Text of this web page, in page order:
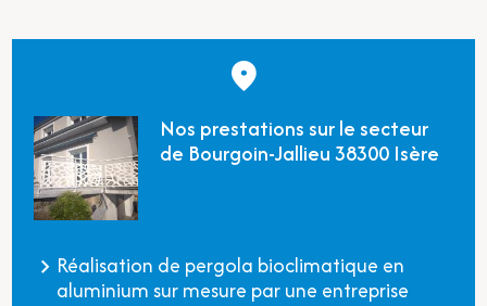
Nos prestations sur le secteur
de Bourgoin-Jallieu 38300 Isère
Réalisation de pergola bioclimatique en
aluminium sur mesure par une entreprise